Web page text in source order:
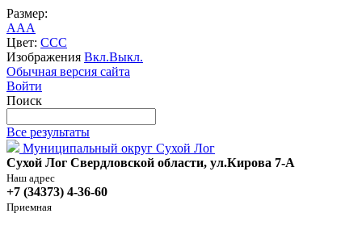
Размер:
AAA
Цвет: CCC
Изображения Вкл.Выкл.
Обычная версия сайта
Войти
Поиск
Все результаты
Муниципальный округ Сухой Лог
Сухой Лог Свердловской области, ул.Кирова 7-А
Наш адрес
+7 (34373) 4-36-60
Приемная